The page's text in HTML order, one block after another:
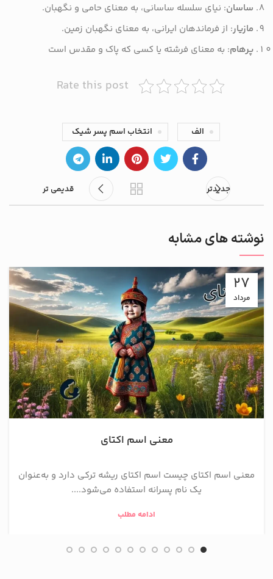
ساسان: نیای سلسله ساسانی، به معنای حامی و نگهبان.
مازیار: از فرماندهان ایرانی، به معنای نگهبان زمین.
پرهام: به معنای فرشته یا کسی که پاک و مقدس است
Rate this post
الف انتخاب اسم پسر شیک
جدیدتر قدیمی تر
نوشته های مشابه
27
مرداد
معنی اسم اکتای
معنی اسم اکتای چیست اسم اکتای ریشه ترکی دارد و به‌عنوان
یک نام پسرانه استفاده می‌شود....
ادامه مطلب